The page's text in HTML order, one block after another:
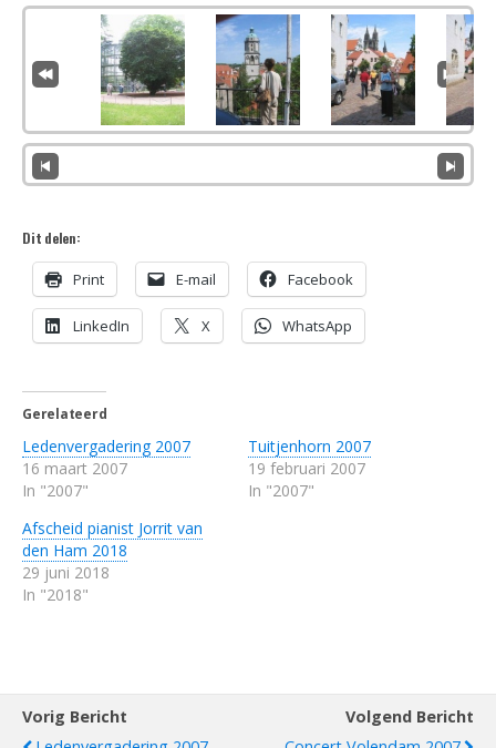
Dit delen:
Print E-mail Facebook
LinkedIn X WhatsApp
Gerelateerd
Ledenvergadering 2007
16 maart 2007
In "2007"
Tuitjenhorn 2007
19 februari 2007
In "2007"
Afscheid pianist Jorrit van
den Ham 2018
29 juni 2018
In "2018"
Vorig Bericht
Volgend Bericht